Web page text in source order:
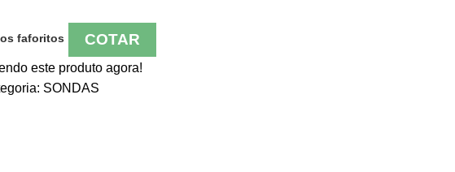
faforitos COTAR
este produto agora!
SONDAS